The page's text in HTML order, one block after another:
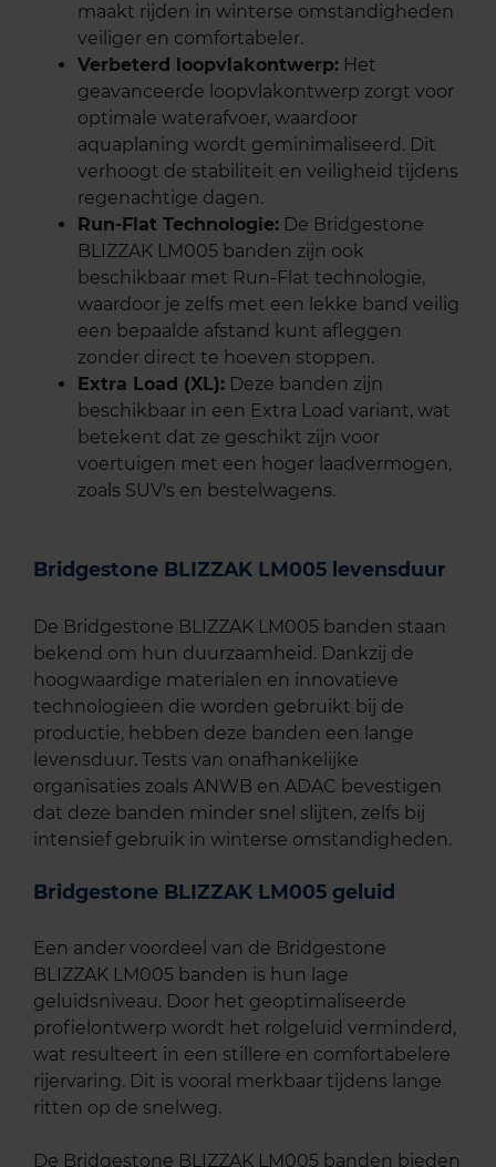
maakt rijden in winterse omstandigheden
veiliger en comfortabeler.
Verbeterd loopvlakontwerp: Het
geavanceerde loopvlakontwerp zorgt voor
optimale waterafvoer, waardoor
aquaplaning wordt geminimaliseerd. Dit
verhoogt de stabiliteit en veiligheid tijdens
regenachtige dagen.
Run-Flat Technologie: De Bridgestone
BLIZZAK LM005 banden zijn ook
beschikbaar met Run-Flat technologie,
waardoor je zelfs met een lekke band veilig
een bepaalde afstand kunt afleggen
zonder direct te hoeven stoppen.
Extra Load (XL): Deze banden zijn
beschikbaar in een Extra Load variant, wat
betekent dat ze geschikt zijn voor
voertuigen met een hoger laadvermogen,
zoals SUV's en bestelwagens.
Bridgestone BLIZZAK LM005 levensduur
De Bridgestone BLIZZAK LM005 banden staan
bekend om hun duurzaamheid. Dankzij de
hoogwaardige materialen en innovatieve
technologieën die worden gebruikt bij de
productie, hebben deze banden een lange
levensduur. Tests van onafhankelijke
organisaties zoals ANWB en ADAC bevestigen
dat deze banden minder snel slijten, zelfs bij
intensief gebruik in winterse omstandigheden.
Bridgestone BLIZZAK LM005 geluid
Een ander voordeel van de Bridgestone
BLIZZAK LM005 banden is hun lage
geluidsniveau. Door het geoptimaliseerde
profielontwerp wordt het rolgeluid verminderd,
wat resulteert in een stillere en comfortabelere
rijervaring. Dit is vooral merkbaar tijdens lange
ritten op de snelweg.
De Bridgestone BLIZZAK LM005 banden bieden